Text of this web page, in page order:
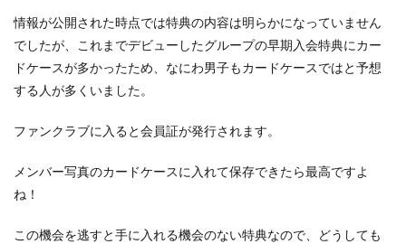
情報が公開された時点では特典の内容は明らかになっていません
でしたが、これまでデビューしたグループの早期入会特典にカー
ドケースが多かったため、なにわ男子もカードケースではと予想
する人が多くいました。
ファンクラブに入ると会員証が発行されます。
メンバー写真のカードケースに入れて保存できたら最高ですよ
ね！
この機会を逃すと手に入れる機会のない特典なので、どうしても